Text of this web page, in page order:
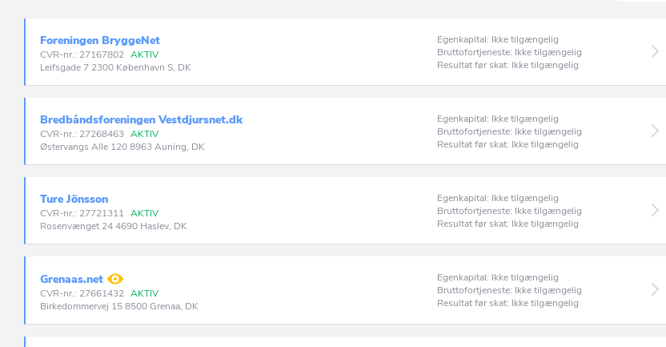
Foreningen BryggeNet
CVR-nr.: 27167802 AKTIV
Leifsgade 7 2300 København S, DK
Egenkapital: Ikke tilgængelig
Bruttofortjeneste: Ikke tilgængelig
Resultat før skat: Ikke tilgængelig
Bredbåndsforeningen Vestdjursnet.dk
CVR-nr.: 27268463 AKTIV
Østervangs Alle 120 8963 Auning, DK
Egenkapital: Ikke tilgængelig
Bruttofortjeneste: Ikke tilgængelig
Resultat før skat: Ikke tilgængelig
Ture Jönsson
CVR-nr.: 27721311 AKTIV
Rosenvænget 24 4690 Haslev, DK
Egenkapital: Ikke tilgængelig
Bruttofortjeneste: Ikke tilgængelig
Resultat før skat: Ikke tilgængelig
Grenaas.net
CVR-nr.: 27661432 AKTIV
Birkedommervej 15 8500 Grenaa, DK
Egenkapital: Ikke tilgængelig
Bruttofortjeneste: Ikke tilgængelig
Resultat før skat: Ikke tilgængelig